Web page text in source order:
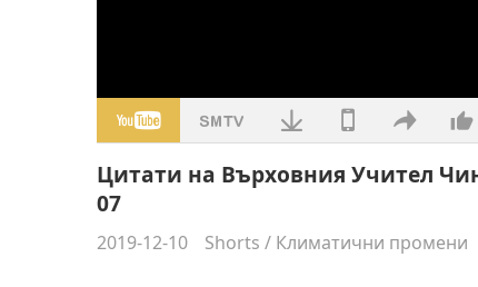
Цитати на Върховния Учител
07
2019-12-10 Shorts / Климатични промени